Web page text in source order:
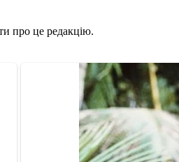
про це редакцію.